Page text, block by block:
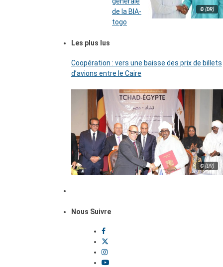
© (DR)
de la BIA-
togo
Les plus lus
Coopération : vers une baisse des prix de billets
d’avions entre le Caire
© (DR)
Nous Suivre